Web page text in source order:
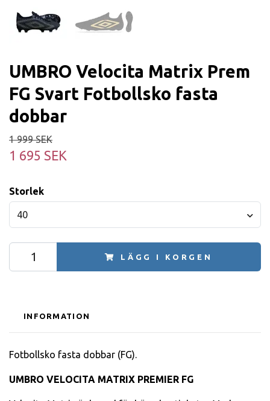
UMBRO Velocita Matrix Prem
FG Svart Fotbollsko fasta
dobbar
1 999 SEK
1 695 SEK
Storlek
40
LÄGG I KORGEN
INFORMATION
Fotbollsko fasta dobbar (FG).
UMBRO VELOCITA MATRIX PREMIER FG